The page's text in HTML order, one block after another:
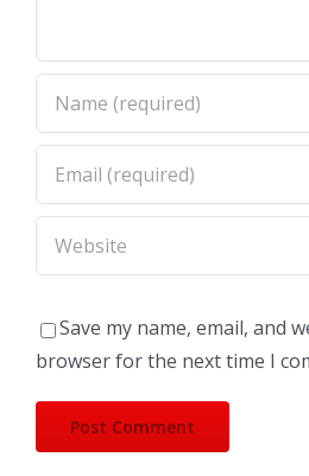
Save my name, email, and
browser for the next time I